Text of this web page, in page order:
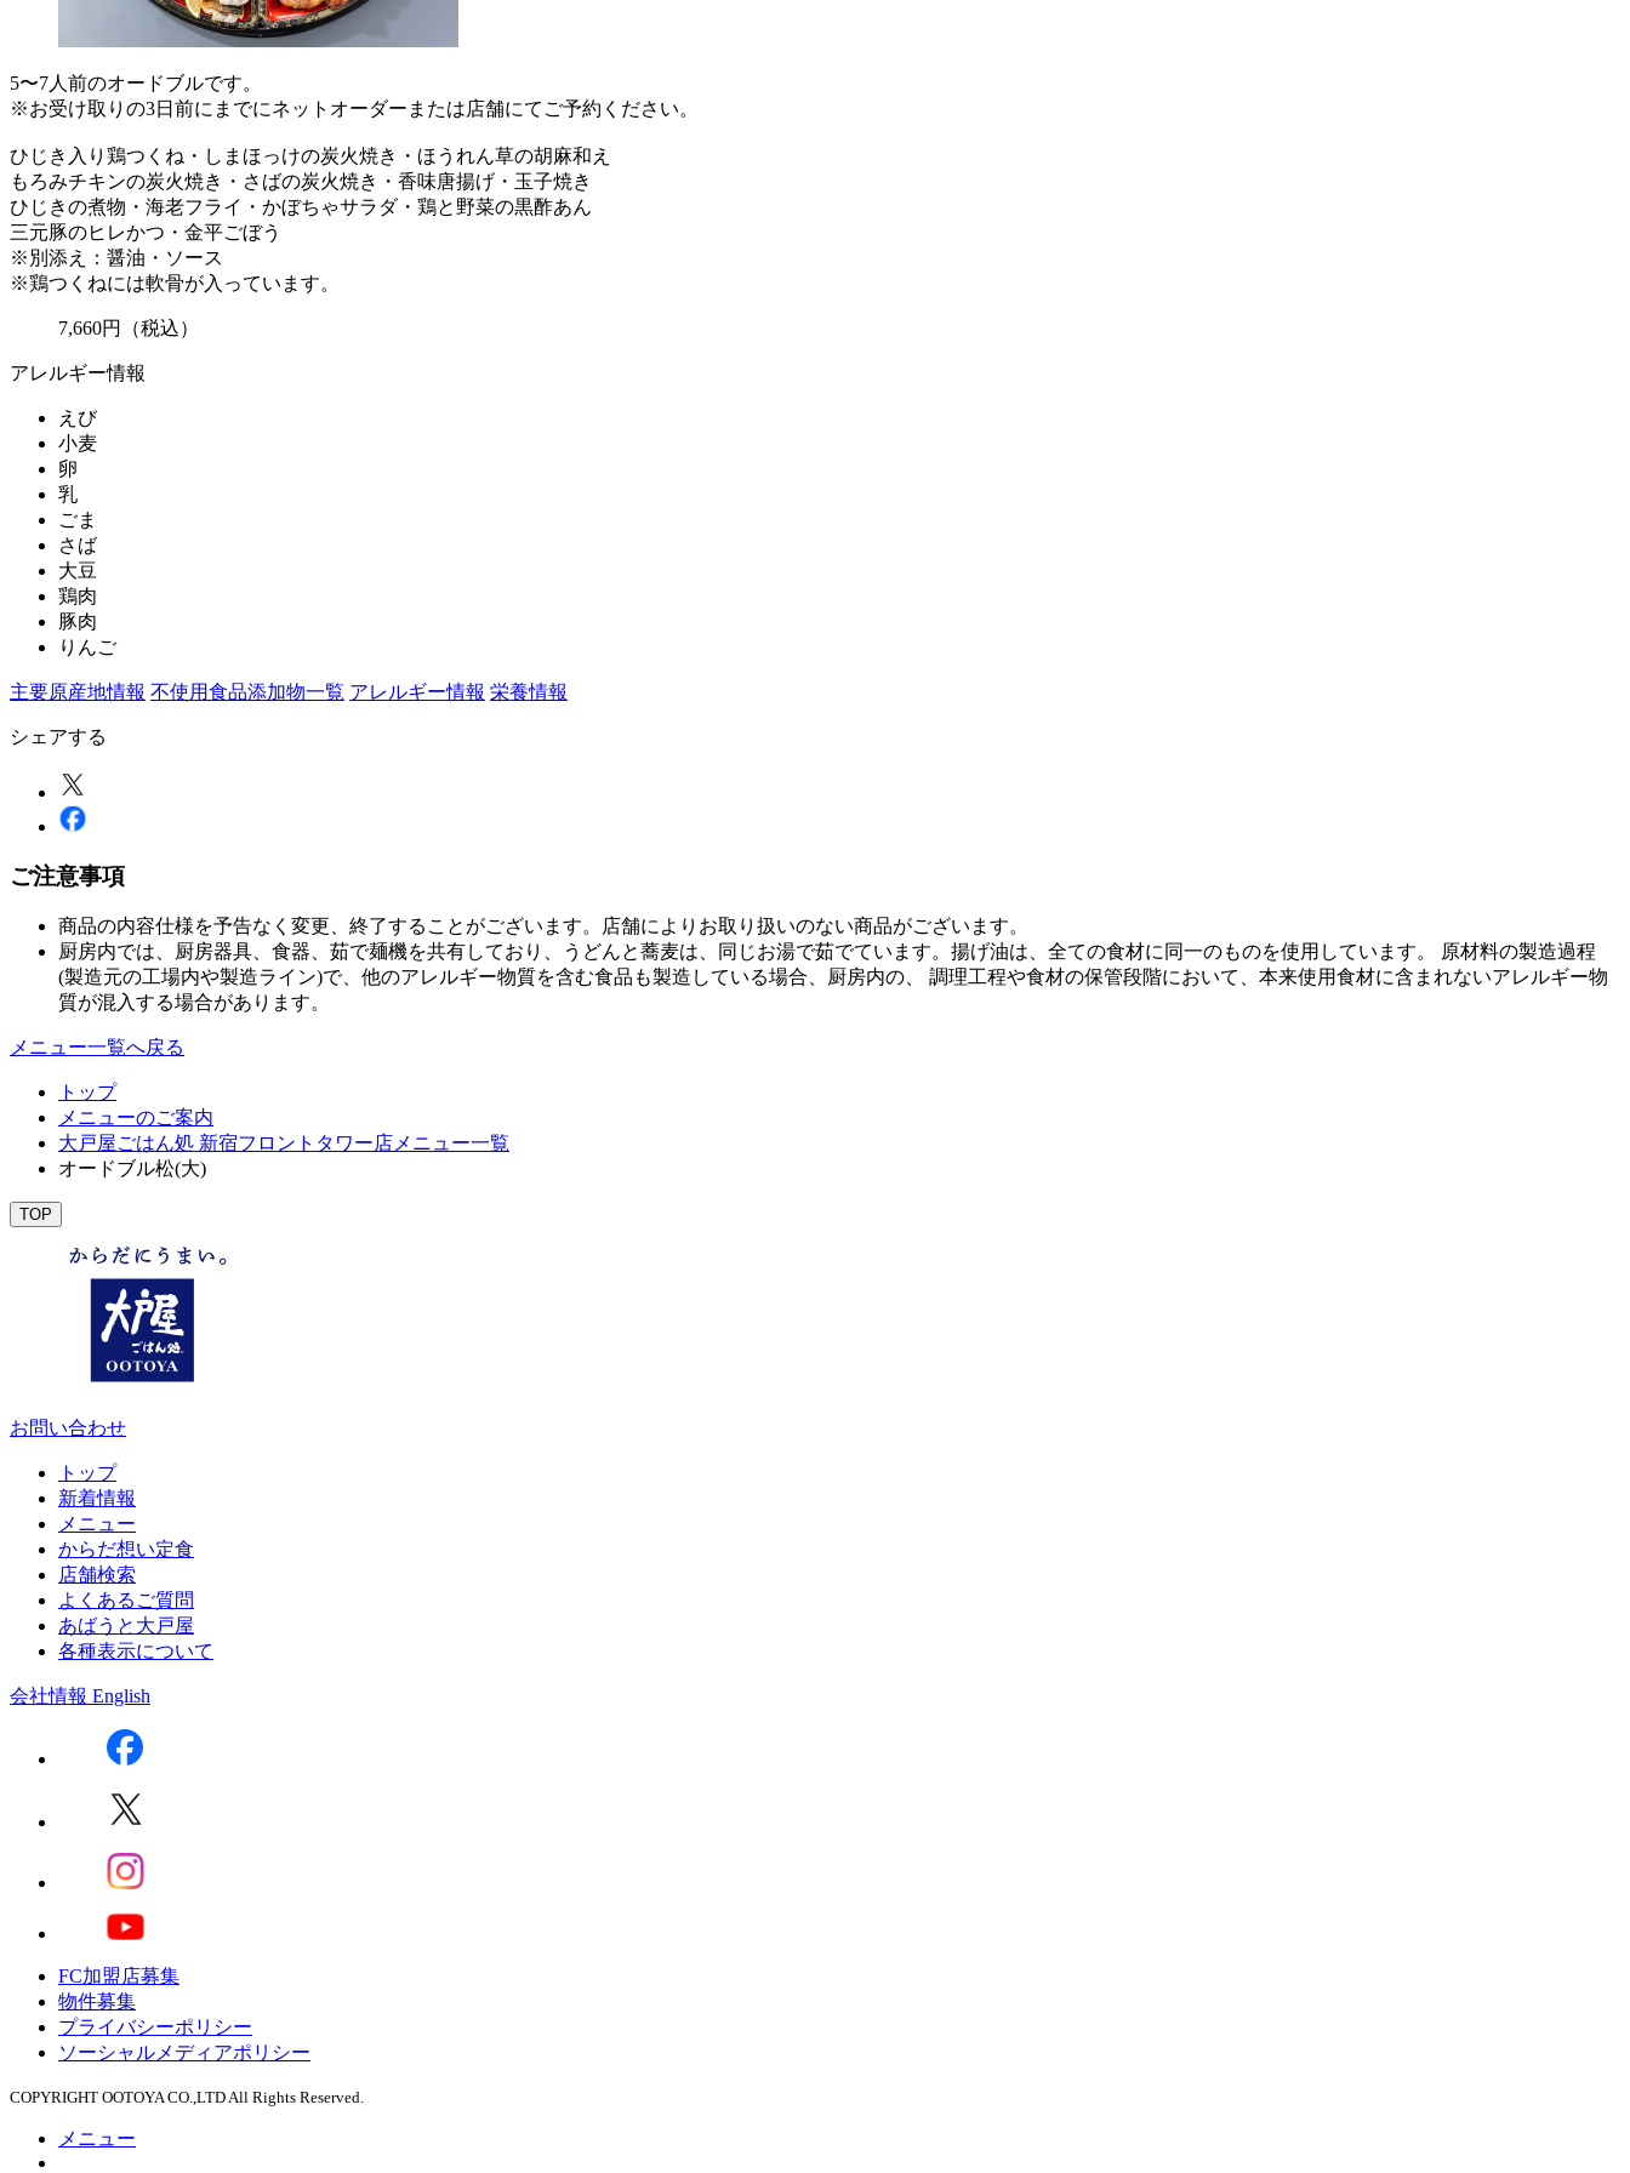
5〜7人前のオードブルです。
※お受け取りの3日前にまでにネットオーダーまたは店舗にてご予約ください。
ひじき入り鶏つくね・しまほっけの炭火焼き・ほうれん草の胡麻和え
もろみチキンの炭火焼き・さばの炭火焼き・香味唐揚げ・玉子焼き
ひじきの煮物・海老フライ・かぼちゃサラダ・鶏と野菜の黒酢あん
三元豚のヒレかつ・金平ごぼう
※別添え：醤油・ソース
※鶏つくねには軟骨が入っています。
7,660円 （税込）
アレルギー情報
えび
小麦
卵
乳
ごま
さば
大豆
鶏肉
豚肉
りんご
主要原産地情報 不使用食品添加物一覧 アレルギー情報 栄養情報
シェアする
ご注意事項
商品の内容仕様を予告なく変更、終了することがございます。店舗によりお取り扱いのない商品がございます。
厨房内では、厨房器具、食器、茹で麺機を共有しており、うどんと蕎麦は、同じお湯で茹でています。揚げ油は、全ての食材に同一のものを使用しています。 原材料の製造過程
(製造元の工場内や製造ライン)で、他のアレルギー物質を含む食品も製造している場合、厨房内の、 調理工程や食材の保管段階において、本来使用食材に含まれないアレルギー物
質が混入する場合があります。
メニュー一覧へ戻る
トップ
メニューのご案内
大戸屋ごはん処 新宿フロントタワー店メニュー一覧
オードブル松(大)
TOP
お問い合わせ
トップ
新着情報
メニュー
からだ想い定食
店舗検索
よくあるご質問
あばうと大戸屋
各種表示について
会社情報 English
FC加盟店募集
物件募集
プライバシーポリシー
ソーシャルメディアポリシー
COPYRIGHT OOTOYA CO.,LTD All Rights Reserved.
メニュー